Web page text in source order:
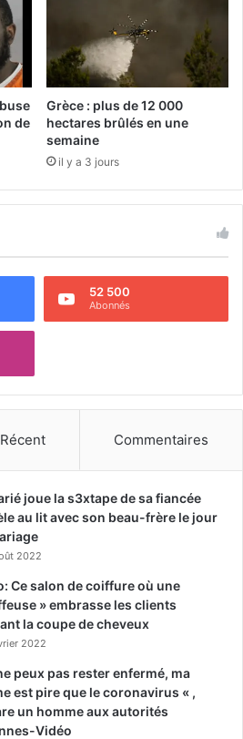
de
Grèce : plus de 12 000
hectares brûlés en une
semaine
il y a 3 jours
52 500
Abonnés
Récent Commentaires
joue la s3xtape de sa fiancée
au lit avec son beau-frère le jour
2022
Ce salon de coiffure où une
» embrasse les clients
la coupe de cheveux
2022
peux pas rester enfermé, ma
est pire que le coronavirus « ,
un homme aux autorités
Vidéo